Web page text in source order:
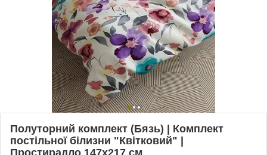
Полуторний комплект (Бязь) | Комплект
постільної білизни "Квітковий" |
Простирадло 147х217 см